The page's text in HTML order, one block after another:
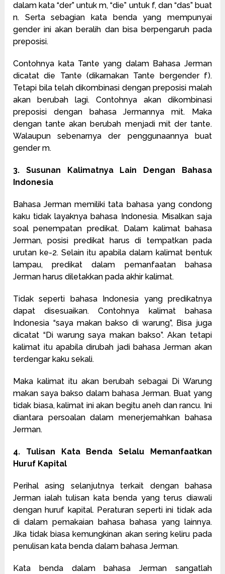
dalam kata “der” untuk m, “die” untuk f, dan “das” buat
n. Serta sebagian kata benda yang mempunyai
gender ini akan beralih dan bisa berpengaruh pada
preposisi.
Contohnya kata Tante yang dalam Bahasa Jerman
dicatat die Tante (dikarnakan Tante bergender f).
Tetapi bila telah dikombinasi dengan preposisi malah
akan berubah lagi. Contohnya akan dikombinasi
preposisi dengan bahasa Jermannya mit. Maka
dengan tante akan berubah menjadi mit der tante.
Walaupun sebenarnya der penggunaannya buat
gender m.
3. Susunan Kalimatnya Lain Dengan Bahasa
Indonesia
Bahasa Jerman memiliki tata bahasa yang condong
kaku tidak layaknya bahasa Indonesia. Misalkan saja
soal penempatan predikat. Dalam kalimat bahasa
Jerman, posisi predikat harus di tempatkan pada
urutan ke-2. Selain itu apabila dalam kalimat bentuk
lampau, predikat dalam pemanfaatan bahasa
Jerman harus diletakkan pada akhir kalimat.
Tidak seperti bahasa Indonesia yang predikatnya
dapat disesuaikan. Contohnya kalimat bahasa
Indonesia “saya makan bakso di warung”, Bisa juga
dicatat “Di warung saya makan bakso”. Akan tetapi
kalimat itu apabila dirubah jadi bahasa Jerman akan
terdengar kaku sekali.
Maka kalimat itu akan berubah sebagai Di Warung
makan saya bakso dalam bahasa Jerman. Buat yang
tidak biasa, kalimat ini akan begitu aneh dan rancu. Ini
diantara persoalan dalam menerjemahkan bahasa
Jerman.
4. Tulisan Kata Benda Selalu Memanfaatkan
Huruf Kapital
Perihal asing selanjutnya terkait dengan bahasa
Jerman ialah tulisan kata benda yang terus diawali
dengan huruf kapital. Peraturan seperti ini tidak ada
di dalam pemakaian bahasa bahasa yang lainnya.
Jika tidak biasa kemungkinan akan sering keliru pada
penulisan kata benda dalam bahasa Jerman.
Kata benda dalam bahasa Jerman sangatlah